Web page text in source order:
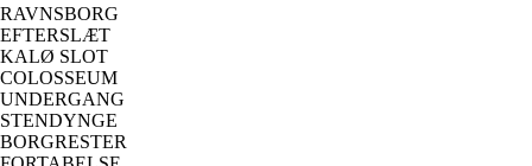
RAVNSBORG
EFTERSLÆT
KALØ SLOT
COLOSSEUM
UNDERGANG
STENDYNGE
BORGRESTER